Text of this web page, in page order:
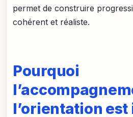
permet de construire
cohérent et réaliste.
Pourquoi
l’orientation